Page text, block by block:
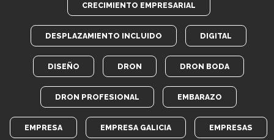
CRECIMIENTO EMPRESARIAL
DESPLAZAMIENTO INCLUIDO DIGITAL
DISEÑO DRON DRON BODA
DRON PROFESIONAL EMBARAZO
EMPRESA EMPRESA GALICIA EMPRESAS